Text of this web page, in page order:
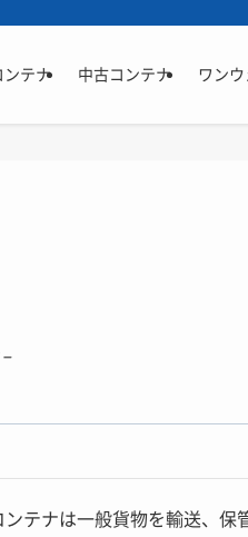
ンテナ 中古コンテナ ワン
テナは一般貨物を輸送、